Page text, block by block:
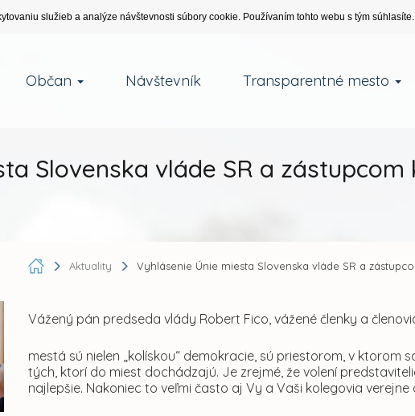
služieb a analýze návštevnosti súbory cookie. Používaním tohto webu s tým súhlasíte.
Občan Návštevník Transparentné mesto
Slovenska vláde SR a
Aktuality Vyhlásenie Únie miesta Slovenska vláde SR a
Vážený pán predseda vlády Robert Fico, vážené členky a
mestá sú nielen „kolískou“ demokracie, sú priestorom, v
tých, ktorí do miest dochádzajú. Je zrejmé, že volení
najlepšie. Nakoniec to veľmi často aj Vy a Vaši kolegovia verejne